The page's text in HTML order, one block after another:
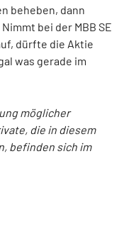
beheben, dann
bei der MBB SE
dürfte die Aktie
was gerade im
möglicher
die in diesem
befinden sich im